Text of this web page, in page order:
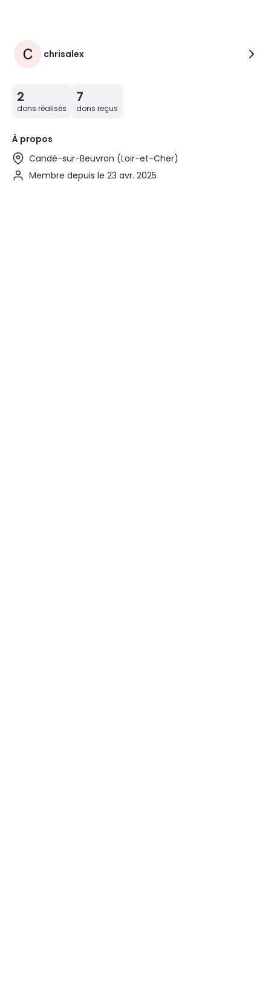
chrisalex
2
dons réalisés
7
dons reçus
À propos
Candé-sur-Beuvron (Loir-et-Cher)
Membre depuis le 23 avr. 2025